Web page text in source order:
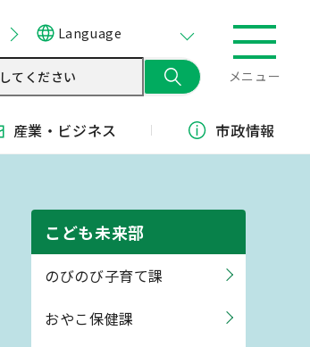
Language
メニュー
産業・ ビジネス 市政情報
こども未来部
のびのび子育て課
おやこ保健課